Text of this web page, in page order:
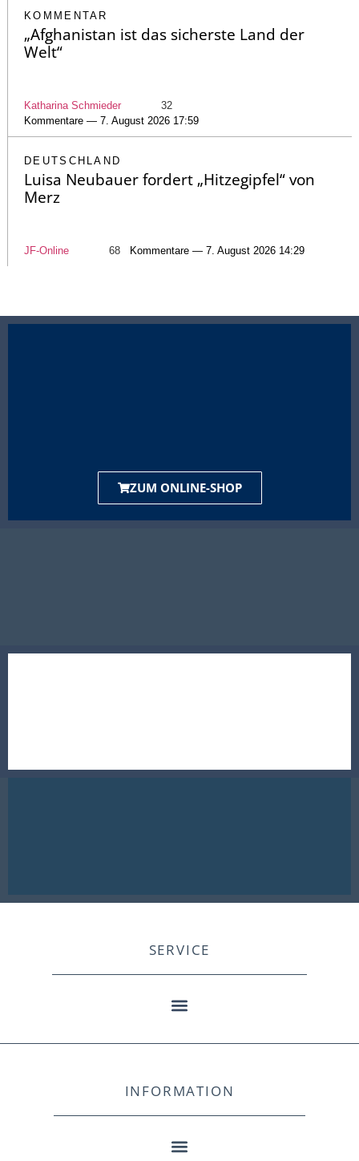
KOMMENTAR
„Afghanistan ist das sicherste Land der
Welt“
Katharina Schmieder
32
Kommentare — 7. August 2026 17:59
DEUTSCHLAND
Luisa Neubauer fordert „Hitzegipfel“ von
Merz
JF-Online 68 Kommentare — 7. August 2026 14:29
ZUM ONLINE-SHOP
SERVICE
INFORMATION